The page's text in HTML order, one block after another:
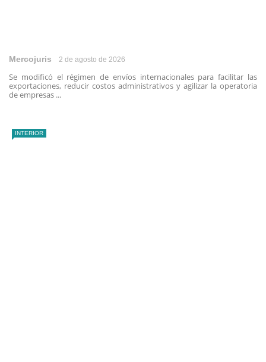
Mercojuris 2 de agosto de 2026
Se modificó el régimen de envíos internacionales para facilitar las
exportaciones, reducir costos administrativos y agilizar la operatoria
de empresas ...
INTERIOR